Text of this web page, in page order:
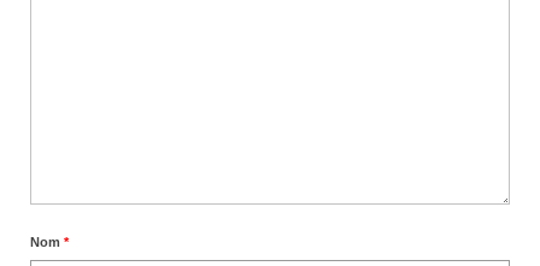
BMX
Nom *